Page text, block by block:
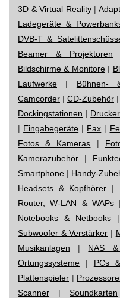
3D & Virtual Reality|
Ladegeräte &
DVB-T &
Beamer & Projektoren
Bildschirme & Monitore|
Laufwerke | Bühnen-
Camcorder | CD-Zubehör |
Dockingstationen |
| Eingabegeräte | Fax |
Fotos & Kameras |
Kamerazubehör |
Smartphone | Handy-
Headsets & Kopfhörer |
Router, W-LAN & WAPs
Notebooks & Netbooks |
Subwoofer & Verstärker |
Musikanlagen | NAS
Ortungssysteme | PCs
Plattenspieler |
Scanner |Soundkarten